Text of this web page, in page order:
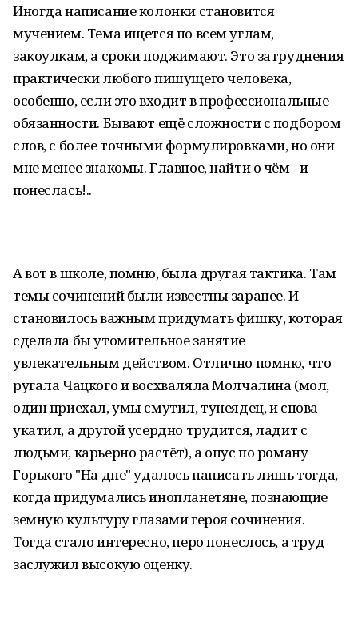
Иногда написание колонки становится
мучением. Тема ищется по всем углам,
закоулкам, а сроки поджимают. Это затруднения
практически любого пишущего человека,
особенно, если это входит в профессиональные
обязанности. Бывают ещё сложности с подбором
слов, с более точными формулировками, но они
мне менее знакомы. Главное, найти о чём - и
понеслась!..
А вот в школе, помню, была другая тактика. Там
темы сочинений были известны заранее. И
становилось важным придумать фишку, которая
сделала бы утомительное занятие
увлекательным действом. Отлично помню, что
ругала Чацкого и восхваляла Молчалина (мол,
один приехал, умы смутил, тунеядец, и снова
укатил, а другой усердно трудится, ладит с
людьми, карьерно растёт), а опус по роману
Горького "На дне" удалось написать лишь тогда,
когда придумались инопланетяне, познающие
земную культуру глазами героя сочинения.
Тогда стало интересно, перо понеслось, а труд
заслужил высокую оценку.